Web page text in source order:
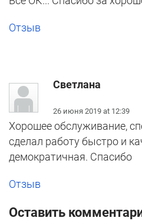
Отзыв
Светлана
26 июня 2019 at 12:39
Хорошее обслуживание,
сделал работу быстро и
демократичная. Спасибо
Отзыв
Оставить